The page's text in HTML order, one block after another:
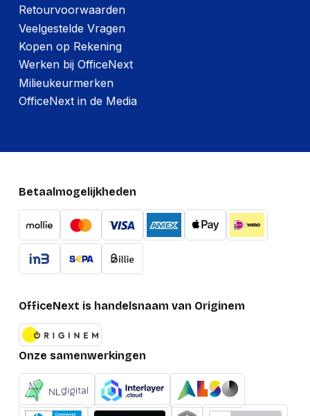
Retourvoorwaarden
Veelgestelde Vragen
Kopen op Rekening
Werken bij OfficeNext
Milieukeurmerken
OfficeNext in de Media
Betaalmogelijkheden
OfficeNext is handelsnaam van Originem
Onze samenwerkingen